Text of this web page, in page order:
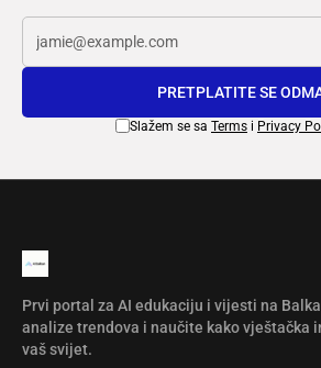
PRETPLATITE SE
Slažem se sa Terms i Privacy
Prvi portal za AI edukaciju i vijesti na
analize trendova i naučite kako vještačka
vaš svijet.